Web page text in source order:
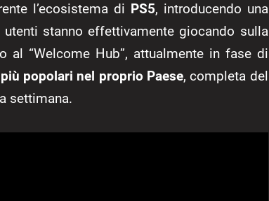
l’ecosistema di PS5, introducendo una
stanno effettivamente giocando sulla
al “Welcome Hub”, attualmente in fase di
popolari nel proprio Paese, completa del
settimana.